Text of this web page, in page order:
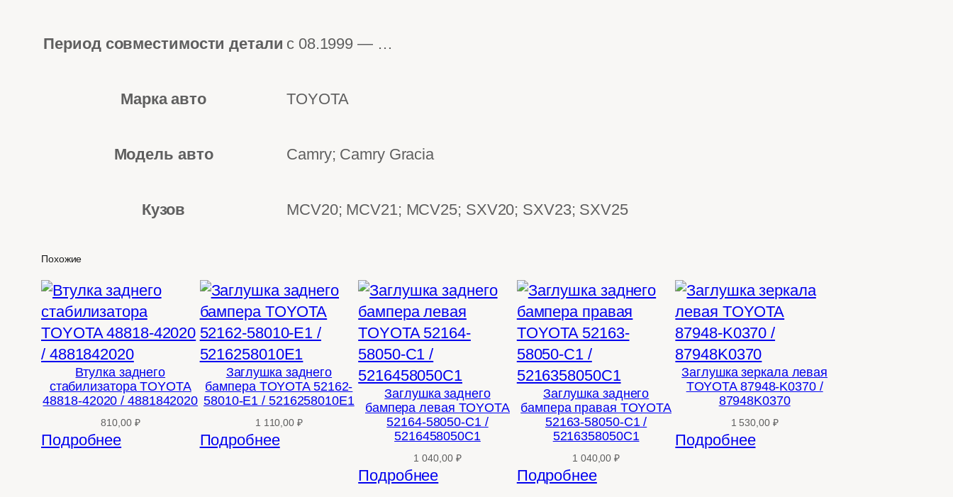
Период совместимости детали с 08.1999 — …
Марка авто TOYOTA
Модель авто Camry; Camry Gracia
Кузов MCV20; MCV21; MCV25; SXV20; SXV23; SXV25
Похожие
Втулка заднего
стабилизатора TOYOTA
48818-42020 / 4881842020
810,00 ₽
Подробнее
Заглушка заднего
бампера TOYOTA 52162-
58010-E1 / 5216258010E1
1 110,00 ₽
Подробнее
Заглушка заднего
бампера левая TOYOTA
52164-58050-C1 /
5216458050C1
1 040,00 ₽
Подробнее
Заглушка заднего
бампера правая TOYOTA
52163-58050-C1 /
5216358050C1
1 040,00₽
Подробнее
Заглушка зеркала левая
TOYOTA 87948-K0370 /
87948K0370
1 530,00 ₽
Подробнее